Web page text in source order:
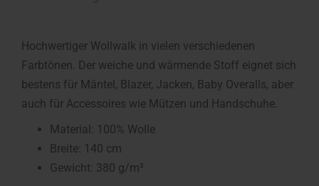
Hochwertiger Wollwalk in vielen verschiedenen
Farbtönen. Der weiche und wärmende Stoff eignet sich
bestens für Mäntel, Blazer, Jacken, Baby Overalls, aber
auch für Accessoires wie Mützen und Handschuhe.
Material: 100% Wolle
Breite: 140 cm
Gewicht: 380 g/m²